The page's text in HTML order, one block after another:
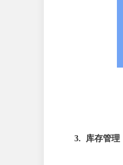
3. 库存管理